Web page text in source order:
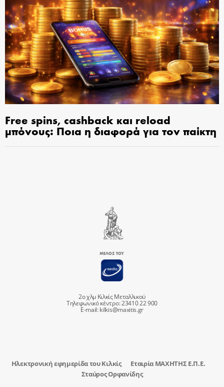
Free spins, cashback και reload
μπόνους: Ποια η διαφορά για τον παίκτη
2ο χλμ Κιλκίς Μεταλλικού
Τηλεφωνικό κέντρο: 23410 22 900
E-mail:kilkis@maxitis.gr
Ηλεκτρονική εφημερίδα του Κιλκίς
Εταιρία ΜΑΧΗΤΗΣ Ε.Π.Ε.
Σταύρος Ορφανίδης